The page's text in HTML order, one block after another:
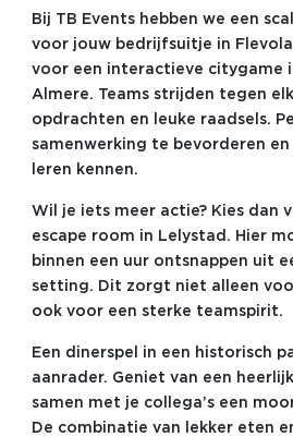
Bij TB Events hebben we een
voor jouw bedrijfsuitje in
voor een interactieve citygame
Almere. Teams strijden tegen
opdrachten en leuke raadsels.
samenwerking te bevorderen
leren kennen.
Wil je iets meer actie? Kies dan
escape room in Lelystad. Hier
binnen een uur ontsnappen uit
setting. Dit zorgt niet alleen
ook voor een sterke teamspirit.
Een dinerspel in een historisch
aanrader. Geniet van een
samen met je collega’s een
De combinatie van lekker eten